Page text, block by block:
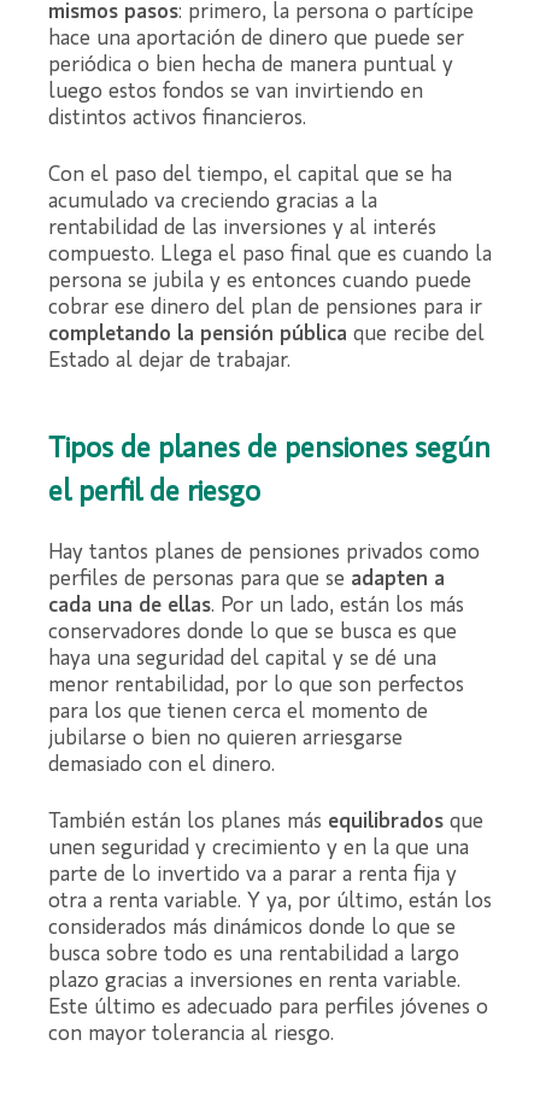
mismos pasos: primero, la persona o partícipe
hace una aportación de dinero que puede ser
periódica o bien hecha de manera puntual y
luego estos fondos se van invirtiendo en
distintos activos financieros.
Con el paso del tiempo, el capital que se ha
acumulado va creciendo gracias a la
rentabilidad de las inversiones y al interés
compuesto. Llega el paso final que es cuando la
persona se jubila y es entonces cuando puede
cobrar ese dinero del plan de pensiones para ir
completando la pensión pública que recibe del
Estado al dejar de trabajar.
Tipos de planes de pensiones según
el perfil de riesgo
Hay tantos planes de pensiones privados como
perfiles de personas para que se adapten a
cada una de ellas. Por un lado, están los más
conservadores donde lo que se busca es que
haya una seguridad del capital y se dé una
menor rentabilidad, por lo que son perfectos
para los que tienen cerca el momento de
jubilarse o bien no quieren arriesgarse
demasiado con el dinero.
También están los planes más equilibrados que
unen seguridad y crecimiento y en la que una
parte de lo invertido va a parar a renta fija y
otra a renta variable. Y ya, por último, están los
considerados más dinámicos donde lo que se
busca sobre todo es una rentabilidad a largo
plazo gracias a inversiones en renta variable.
Este último es adecuado para perfiles jóvenes o
con mayor tolerancia al riesgo.